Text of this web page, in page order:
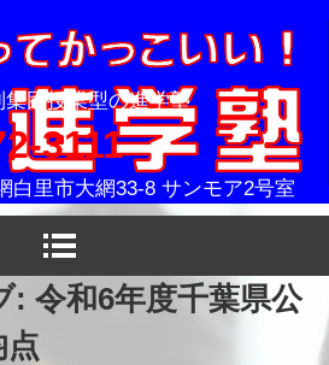
団授業型の進学塾
3111
白里市大網33-8 サンモア2号室
: 令和6年度千葉県公
点